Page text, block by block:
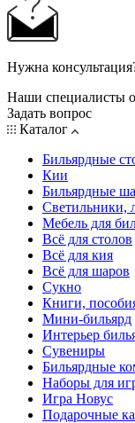
Нужна
Наши специалисты
Задать вопрос
Каталог
Бильярдные
Кии
Бильярдные
Светильники,
Мебель для
Всё для столов
Всё для кия
Всё для шаров
Сукно
Книги,
Мини-бильярд
Интерьер
Сувениры
Бильярдные
Наборы для
Игра Новус
Подарочные